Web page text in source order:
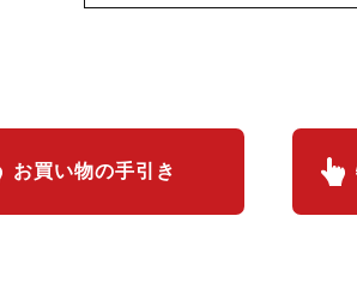
お買い物の手引き